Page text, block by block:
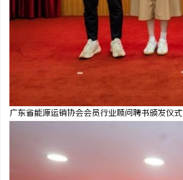
广东省能源运销协会会员行业顾问聘书颁发仪式